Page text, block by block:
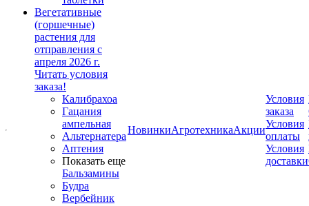
Вегетативные
(горшечные)
растения для
отправления с
апреля 2026 г.
Читать условия
заказа!
Калибрахоа
Гацания
ампельная
Альтернатера
Аптения
Показать еще
Бальзамины
Будра
Вербейник
НовинкиАгротехникаАкции
Условия
заказа
Условия
оплаты
Условия
доставки